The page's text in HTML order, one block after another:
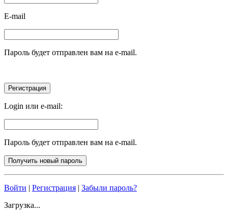
E-mail
Пароль будет отправлен вам на e-mail.
Login или e-mail:
Пароль будет отправлен вам на e-mail.
Войти | Регистрация | Забыли пароль?
Загрузка...